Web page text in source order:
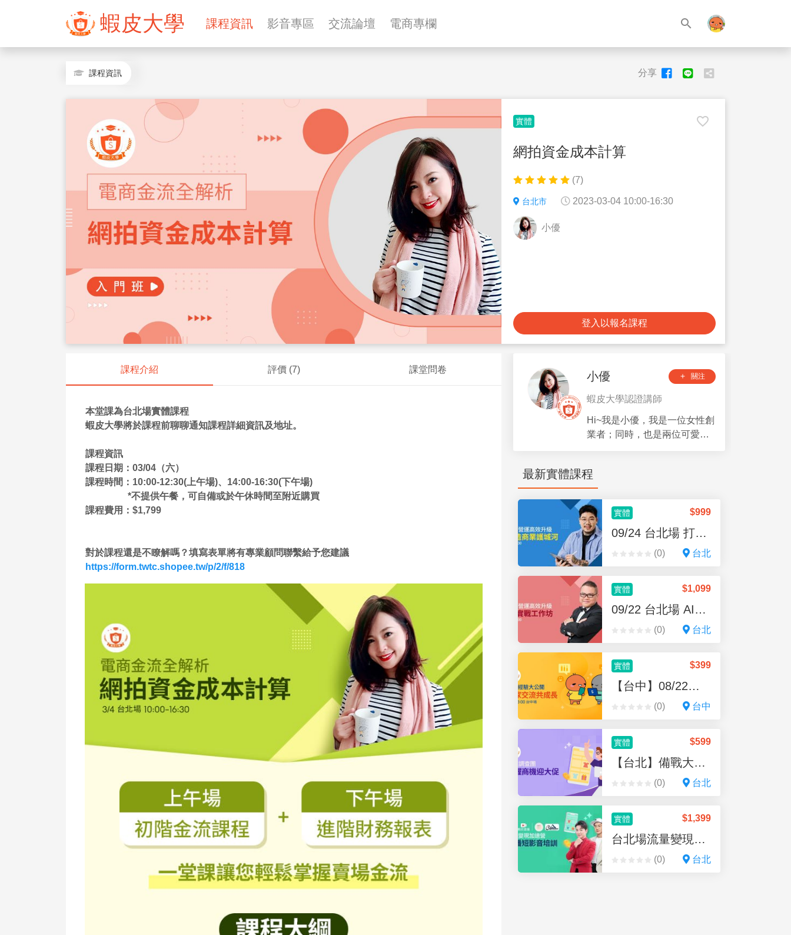
蝦皮大學 課程資訊 影音專區 交流論壇 電商專欄 search
課程資訊 分享
實體 favorite_border
網拍資金成本計算
(7)
台北市 2023-03-04 10:00-16:30
小優
登入以報名課程
課程介紹 評價 (7) 課堂問卷
本堂課為台北場實體課程
蝦皮大學將於課程前聊聊通知課程詳細資訊及地址。
課程資訊
課程日期：03/04（六）
課程時間：10:00-12:30(上午場)、14:00-16:30(下午場)
                  *不提供午餐，可自備或於午休時間至附近購買
課程費用：$1,799
對於課程還是不瞭解嗎？填寫表單將有專業顧問聯繫給予您建議
https://form.twtc.shopee.tw/p/2/f/818
小優 add 關注
蝦皮大學認證講師
Hi~我是小優，我是一位女性創
業者；同時，也是兩位可愛小
到的各種難題。我們不僅是公
司的老闆，同時也是媽媽、媳
婦、太太，總是要做不同的心
境調整，希望我可以跟妳分享
我的故事經驗，真實的人生，
從來無法取得平衡，唯有取
捨；此外，十幾年的海外工作
經驗積累與創業經歷，讓我遭
遇各式各樣的失敗經驗，希望
透過我的閱歷，陪你闖過創業
路上會遭遇的關卡。
最新實體課程
實體 $999
09/24 台北場 打造商業護城河
(0) 台北
實體 $1,099
09/22 台北場 AI實戰工作坊
(0) 台北
實體 $399
【台中】08/22賣家說交流會
(0) 台中
實體 $599
【台北】備戰大促全攻略
(0) 台北
實體 $1,399
台北場流量變現加速營_贈廣告金
(0) 台北